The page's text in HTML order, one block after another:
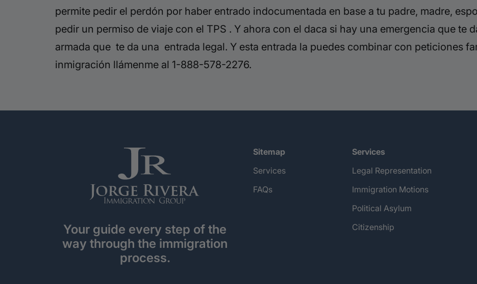
permite pedir el perdón por haber entrado indocumentada en base a tu padre, madre,
pedir un permiso de viaje con el TPS . Y ahora con el daca si hay una emergencia que te
armada que te da una entrada legal. Y esta entrada la puedes combinar con peticiones
inmigración llámenme al 1-888-578-2276.
Your guide every step of the
way through the immigration
process.
Sitemap
Services
FAQs
Services
Legal Representation
Immigration Motions
Political Asylum
Citizenship